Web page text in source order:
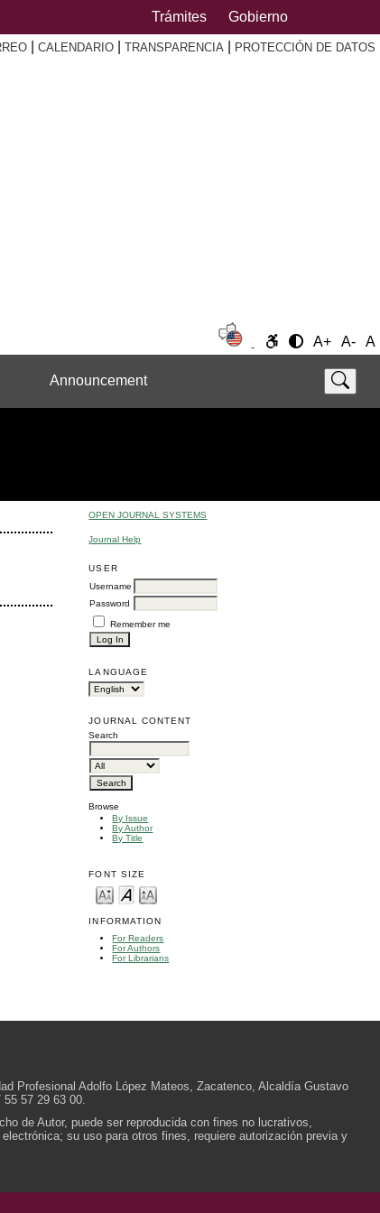
Trámites Gobierno
CALENDARIO TRANSPARENCIA PROTECCIÓN DE DATOS
A+ A- A
Announcement
OPEN JOURNAL SYSTEMS
Journal Help
USER
Username
Password
Remember me
LANGUAGE
JOURNAL CONTENT
Search
Browse
By Issue
By Author
By Title
FONT SIZE
INFORMATION
For Readers
For Authors
For Librarians
Profesional Adolfo López Mateos, Zacatenco, Alcaldía Gustavo
57 29 63 00.
de Autor, puede ser reproducida con fines no lucrativos,
su uso para otros fines, requiere autorización previa y